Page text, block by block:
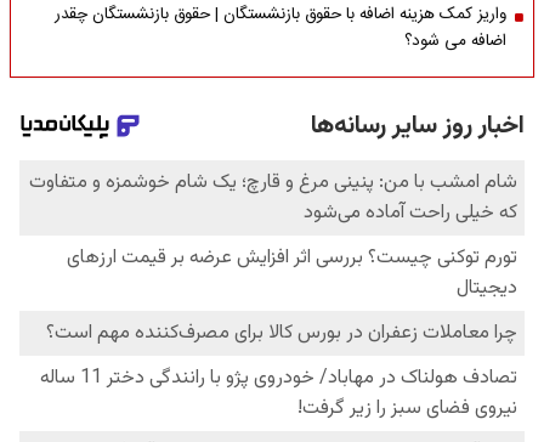
واریز کمک هزینه اضافه با حقوق بازنشستگان | حقوق بازنشستگان چقدر
اضافه می شود؟